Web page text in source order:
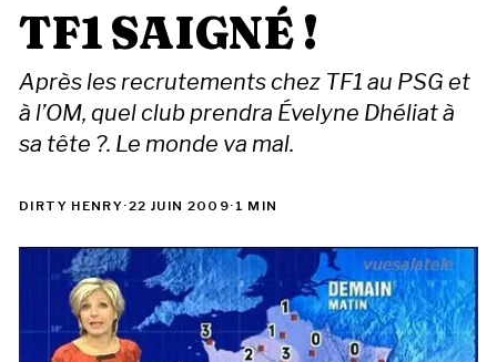
TF1 SAIGNÉ !
Après les recrutements chez TF1 au PSG et
à l’OM, quel club prendra Évelyne Dhéliat à
sa tête ?. Le monde va mal.
DIRTY HENRY·22 JUIN 2009· 1 MIN